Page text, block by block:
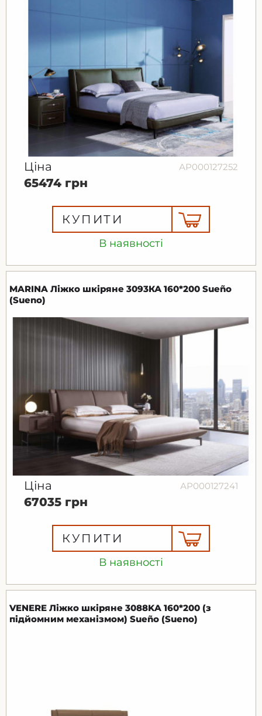
В наявності
Ціна АР000127252
65474 грн
КУПИТИ
В наявності
MARINA Ліжко шкіряне 3093КА 160*200 Sueño
(Sueno)
Ціна АР000127241
67035 грн
КУПИТИ
VENERE Ліжко шкіряне 3088KA 160*200 (з
підйомним механізмом) Sueño (Sueno)